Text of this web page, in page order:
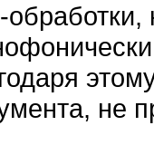
не